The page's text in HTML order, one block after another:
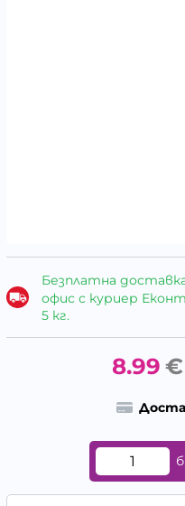
Безплатна
офис с куриер
5 кг.
8.99 €